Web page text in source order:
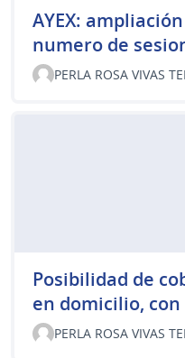
AYEX:
numero de
PERLA ROSA VIVAS
Posibilidad de
en domicilio,
PERLA ROSA VIVAS